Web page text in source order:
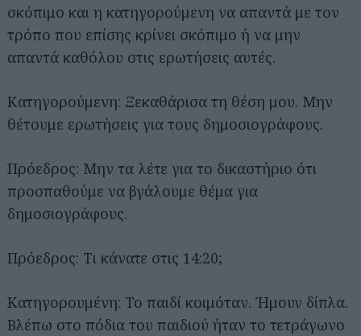
σκόπιμο και η κατηγορούμενη να απαντά με τον
τρόπο που επίσης κρίνει σκόπιμο ή να μην
απαντά καθόλου στις ερωτήσεις αυτές.
Κατηγορούμενη: Ξεκαθάρισα τη θέση μου. Μην
θέτουμε ερωτήσεις για τους δημοσιογράφους.
Πρόεδρος: Μην τα λέτε για το δικαστήριο ότι
προσπαθούμε να βγάλουμε θέμα για
δημοσιογράφους.
Πρόεδρος: Τι κάνατε στις 14:20;
Κατηγορουμένη: Το παιδί κοιμόταν. Ήμουν δίπλα.
Βλέπω στο πόδια του παιδιού ήταν το τετράγωνο